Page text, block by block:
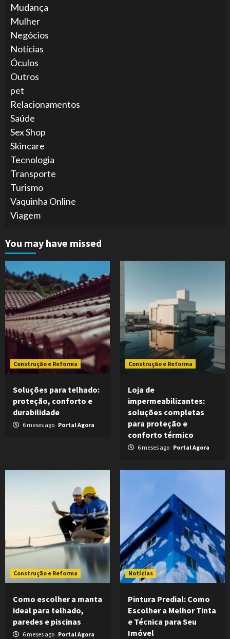
Mudança
Mulher
Negócios
Notícias
Óculos
Outros
pet
Relacionamentos
Saúde
Sex Shop
Skincare
Tecnologia
Transporte
Turismo
Vaquinha Online
Viagem
You may have missed
Construção e Reforma
Soluções para telhado:
proteção, conforto e
durabilidade
6 meses ago Portal Agora
Construção e Reforma
Loja de
impermeabilizantes:
soluções completas
para proteção e
conforto térmico
6 meses ago Portal Agora
Construção e Reforma
Como escolher a manta
ideal para telhado,
paredes e piscinas
6 meses ago Portal Agora
Notícias
Pintura Predial: Como
Escolher a Melhor Tinta
e Técnica para Seu
Imóvel